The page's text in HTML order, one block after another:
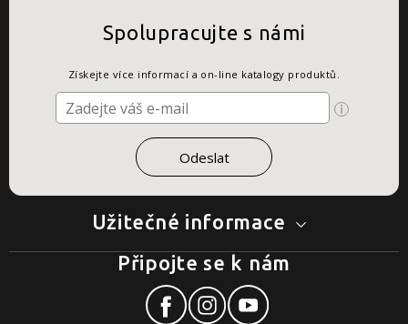
Užitečné informace
Spolupracujte s námi
Získejte více informací a on-line katalogy produktů.
Připojte se k nám